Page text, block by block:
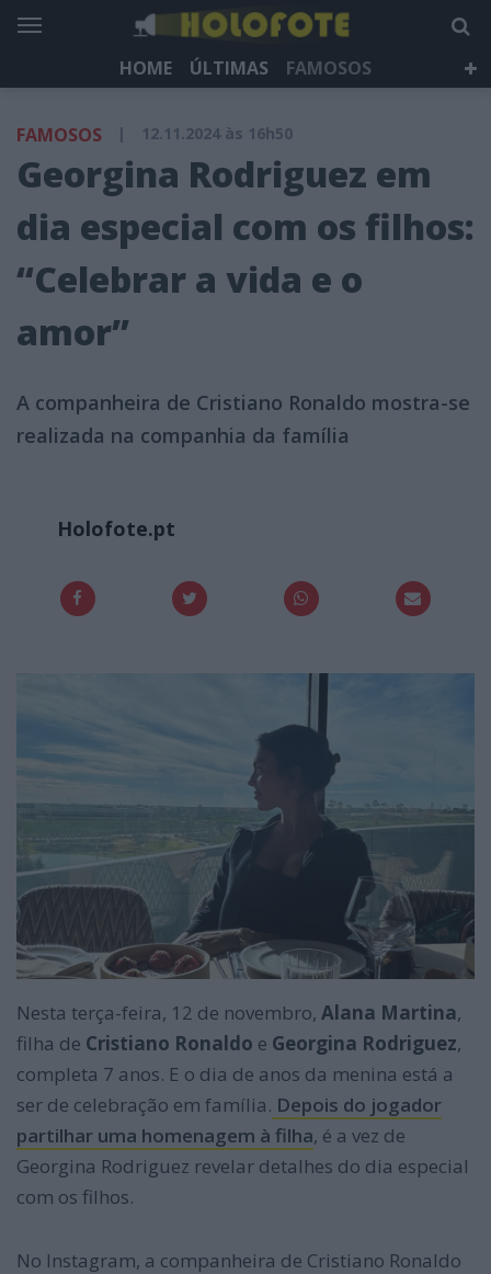
HOME ÚLTIMAS
FAMOSOS
HOLOFOTE TV
NEWSLETTER
FAMOSOS | 12.11.2024 às 16h50
Georgina Rodriguez em
dia especial com os filhos:
“Celebrar a vida e o
amor”
A companheira de Cristiano Ronaldo mostra-se
realizada na companhia da família
Holofote.pt
Nesta terça-feira, 12 de novembro, Alana Martina,
filha de Cristiano Ronaldo e Georgina Rodriguez,
completa 7 anos. E o dia de anos da menina está a
ser de celebração em família. Depois do jogador
partilhar uma homenagem à filha, é a vez de
Georgina Rodriguez revelar detalhes do dia especial
com os filhos.
No Instagram, a companheira de Cristiano Ronaldo